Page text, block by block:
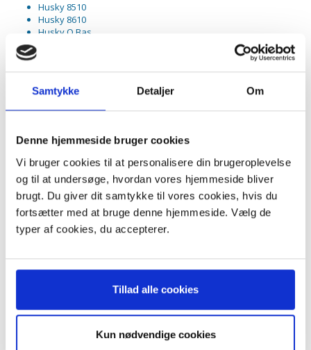
Samtykke Detaljer Om
Denne hjemmeside bruger cookies
Vi bruger cookies til at personalisere din brugeroplevelse
og til at undersøge, hvordan vores hjemmeside bliver
brugt. Du giver dit samtykke til vores cookies, hvis du
fortsætter med at bruge denne hjemmeside. Vælg de
typer af cookies, du accepterer.
Tillad alle cookies
Kun nødvendige cookies
Husky 8510
Husky 8610
Husky Q Bas
Husky 4464
Husky A & AC 594
Husky Air & Cyklon
Indhold:
3 stk. støvsugerposer
ANDRE KØBTE OGSÅ
-10% -35%